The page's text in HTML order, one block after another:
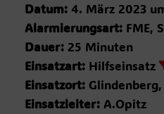
Datum: 4. März 2023
Alarmierungsart: FME,
Dauer: 25 Minuten
Einsatzart: Hilfseinsatz
Einsatzort:
Einsatzleiter: A.Opitz